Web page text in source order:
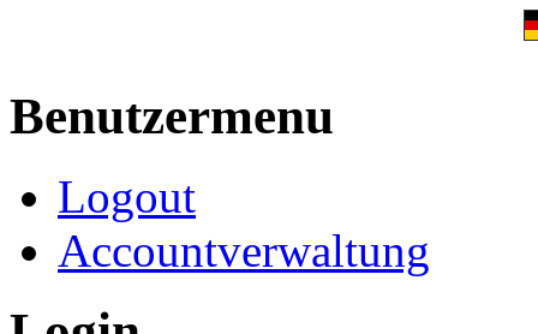
Benutzermenu
Logout
Accountverwaltung